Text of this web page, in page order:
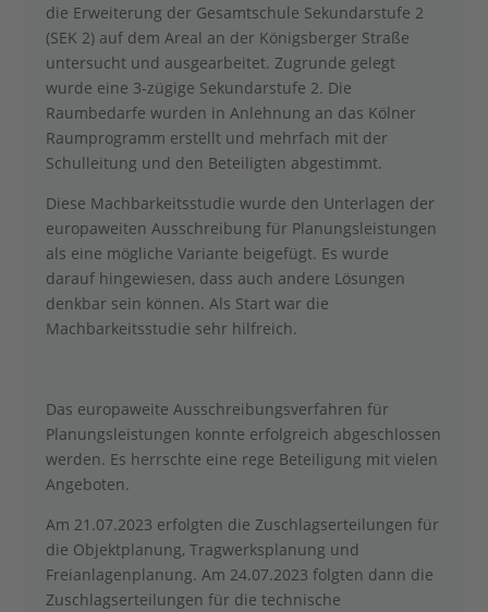
die Erweiterung der Gesamtschule Sekundarstufe 2
(SEK 2) auf dem Areal an der Königsberger Straße
untersucht und ausgearbeitet. Zugrunde gelegt
wurde eine 3-zügige Sekundarstufe 2. Die
Raumbedarfe wurden in Anlehnung an das Kölner
Raumprogramm erstellt und mehrfach mit der
Schulleitung und den Beteiligten abgestimmt.
Diese Machbarkeitsstudie wurde den Unterlagen der
europaweiten Ausschreibung für Planungsleistungen
als eine mögliche Variante beigefügt. Es wurde
darauf hingewiesen, dass auch andere Lösungen
denkbar sein können. Als Start war die
Machbarkeitsstudie sehr hilfreich.
Das europaweite Ausschreibungsverfahren für
Planungsleistungen konnte erfolgreich abgeschlossen
werden. Es herrschte eine rege Beteiligung mit vielen
Angeboten.
Am 21.07.2023 erfolgten die Zuschlagserteilungen für
die Objektplanung, Tragwerksplanung und
Freianlagenplanung. Am 24.07.2023 folgten dann die
Zuschlagserteilungen für die technische